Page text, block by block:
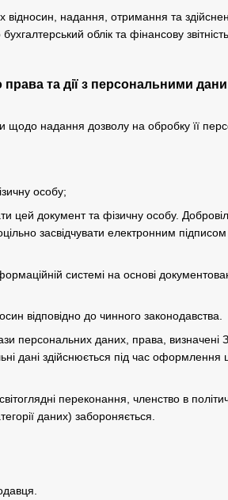
надання, отримання та
облік та фінансову звітність
та дії з персональними
щодо надання дозволу на обробку її
особу;
цей документ та фізичну особу.
засвідчувати електронним підписом
системі на основі
відповідно до чинного законодавства.
персональних даних, права, визначені
дані здійснюється під час оформлення
переконання, членство в
даних) забороняється.